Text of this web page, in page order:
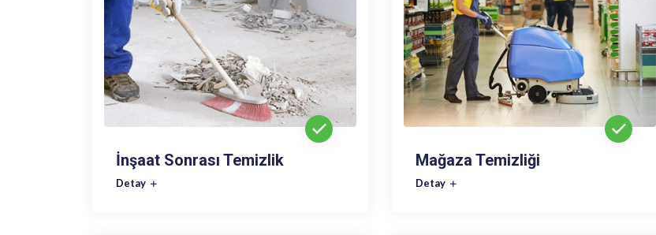
İnşaat Sonrası Temizlik
Detay
Mağaza Temizliği
Detay